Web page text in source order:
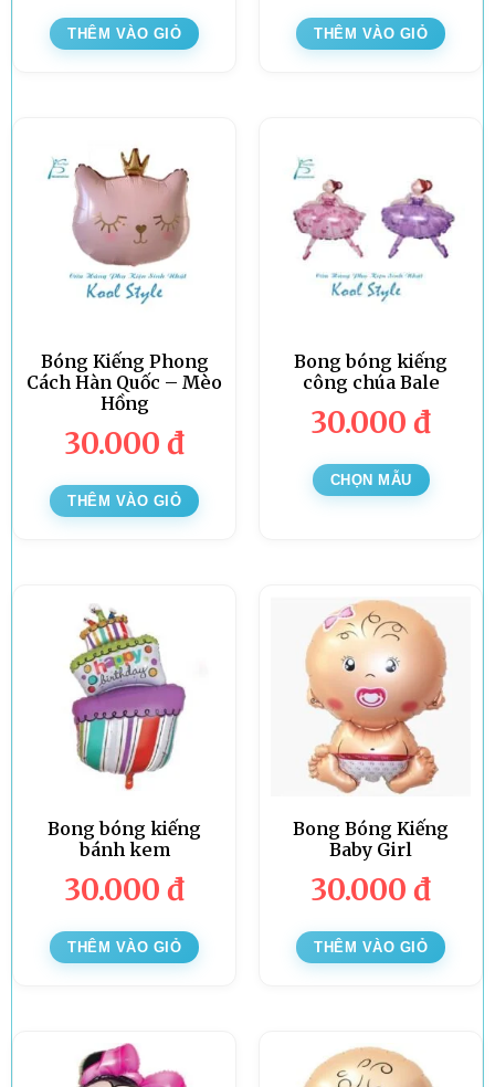
THÊM VÀO GIỎ THÊM VÀO GIỎ
Bóng Kiếng Phong
Cách Hàn Quốc – Mèo
Hồng
30.000 đ
THÊM VÀO GIỎ
Bong bóng kiếng
công chúa Bale
30.000 đ
CHỌN MẪU
Bong bóng kiếng
bánh kem
30.000 đ
THÊM VÀO GIỎ
Bong Bóng Kiếng
Baby Girl
30.000 đ
THÊM VÀO GIỎ